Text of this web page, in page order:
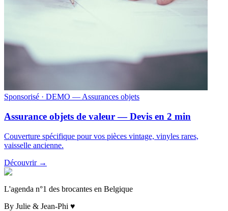
Sponsorisé · DEMO — Assurances objets
Assurance objets de valeur — Devis en 2 min
Couverture spécifique pour vos pièces vintage, vinyles rares,
vaisselle ancienne.
Découvrir →
L'agenda n°1 des brocantes en Belgique
By Julie & Jean-Phi ♥